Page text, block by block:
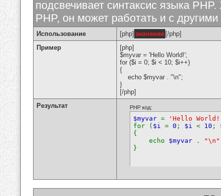
подсвечивает синтаксис языка
PHP, он может работать и с
Использование [php] значение [/php]
Пример
[php]
$myvar = 'Hello World!';
for ($i = 0; $i < 10; $i++)
{
echo $myvar . "\n";
}
[/php]
Результат
PHP код:
$myvar =
'Hello
for ( $i = 0 ; $i < 10 ;
{
echo $myvar . "\n"
}